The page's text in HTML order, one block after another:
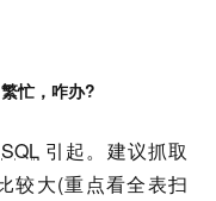
忙，咋办?
SQL 引起。建议抓取
较大(重点看全表扫